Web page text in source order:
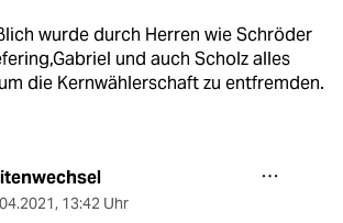
wurde durch Herren wie Schröder
und auch Scholz alles
die Kernwählerschaft zu entfremden.
, 13:42 Uhr